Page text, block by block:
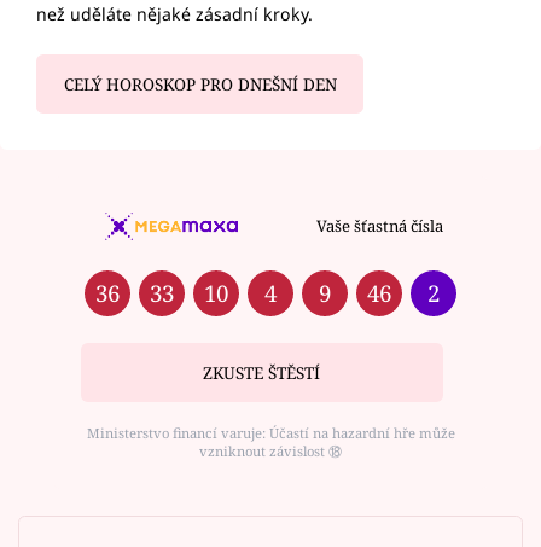
než uděláte nějaké zásadní kroky.
CELÝ HOROSKOP PRO DNEŠNÍ DEN
Vaše šťastná čísla
36 33 10 4 9 46 2
ZKUSTE ŠTĚSTÍ
Ministerstvo financí varuje: Účastí na hazardní hře může
vzniknout závislost ⑱